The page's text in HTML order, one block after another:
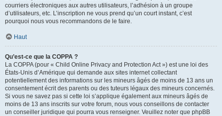
courriers électroniques aux autres utilisateurs, l’adhésion à un groupe
d’utilisateurs, etc. L’inscription ne vous prend qu’un court instant, c’est
pourquoi nous vous recommandons de le faire.
Haut
Qu’est-ce que la COPPA ?
La COPPA (pour « Child Online Privacy and Protection Act ») est une loi des
États-Unis d’Amérique qui demande aux sites internet collectant
potentiellement des informations sur les mineurs âgés de moins de 13 ans un
consentement écrit des parents ou des tuteurs légaux des mineurs concernés.
Si vous ne savez pas si cette loi s’applique également aux mineurs âgés de
moins de 13 ans inscrits sur votre forum, nous vous conseillons de contacter
un conseiller juridique qui pourra vous renseigner. Veuillez noter que phpBB